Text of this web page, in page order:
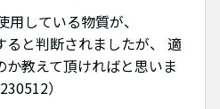
している物質が、
ると判断されましたが、 適
教えて頂ければと思いま
）